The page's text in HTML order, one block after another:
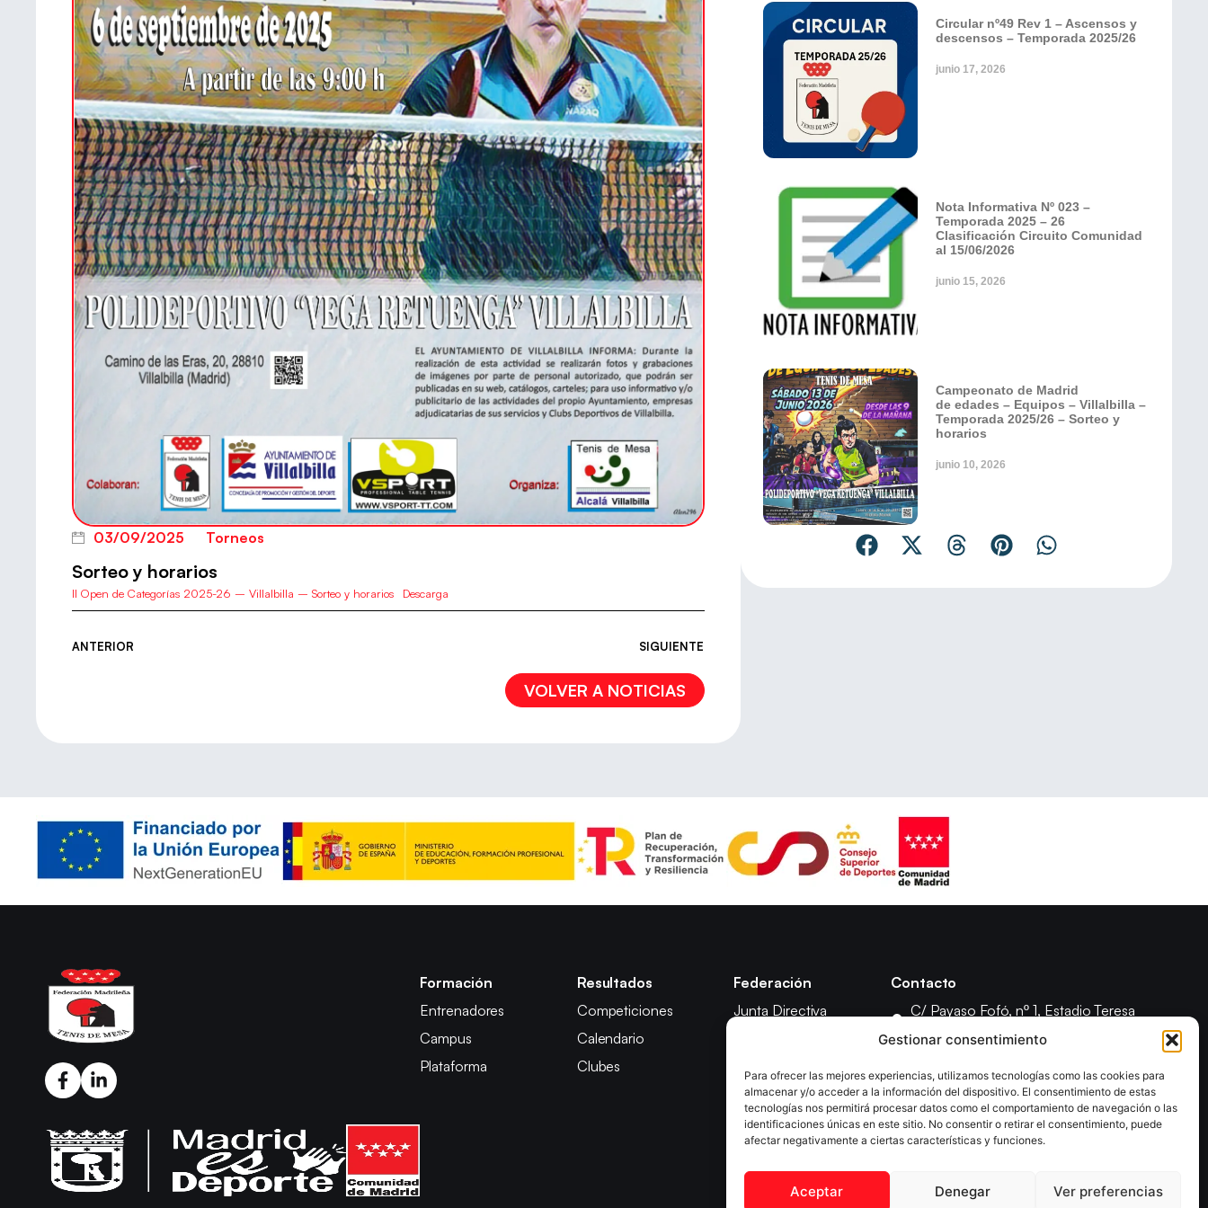
Gestionar consentimiento
Para ofrecer las mejores experiencias, utilizamos tecnologías como las cookies para
almacenar y/o acceder a la información del dispositivo. El consentimiento de estas
tecnologías nos permitirá procesar datos como el comportamiento de navegación o las
identificaciones únicas en este sitio. No consentir o retirar el consentimiento, puede
afectar negativamente a ciertas características y funciones.
Aceptar Denegar Ver preferencias
03/09/2025 Torneos
Sorteo y horarios
II Open de Categorías 2025-26 – Villalbilla – Sorteo y horarios Descarga
ANTERIOR SIGUIENTE
VOLVER A NOTICIAS
Circular nº49 Rev 1 – Ascensos y
descensos – Temporada 2025/26
junio 17, 2026
Nota Informativa Nº 023 –
Temporada 2025 – 26
Clasificación Circuito Comunidad
al 15/06/2026
junio 15, 2026
Campeonato de Madrid
de edades – Equipos – Villalbilla –
Temporada 2025/26 – Sorteo y
horarios
junio 10, 2026
Formación
Entrenadores
Campus
Plataforma
Resultados
Competiciones
Calendario
Clubes
Federación
Junta Directiva
Contacto
C/ Payaso Fofó, nº 1, Estadio Teresa
Rivero, 28018 Madrid
federacion@fedmadtm.com